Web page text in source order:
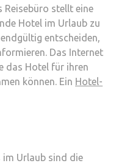
Reisebüro stellt eine
Hotel im Urlaub zu
entscheiden,
Das Internet
das Hotel für ihren
können. Ein Hotel-
im Urlaub sind die